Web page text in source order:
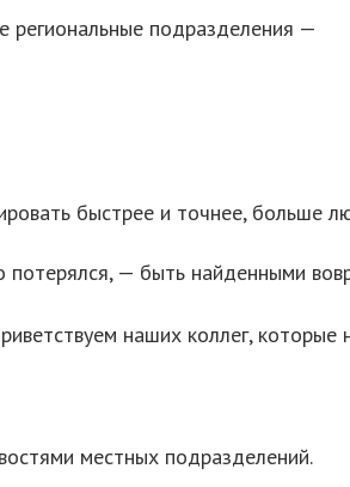
подразделения —
быстрее и точнее, больше
— быть найденными
наших коллег,
местных подразделений.